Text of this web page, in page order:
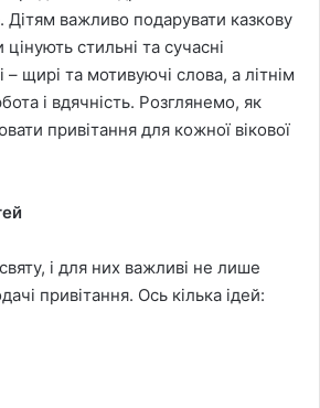
Дітям важливо подарувати казкову
стильні та сучасні
щирі та мотивуючі слова, а літнім
і вдячність. Розглянемо, як
привітання для кожної вікової
і для них важливі не лише
привітання. Ось кілька ідей: